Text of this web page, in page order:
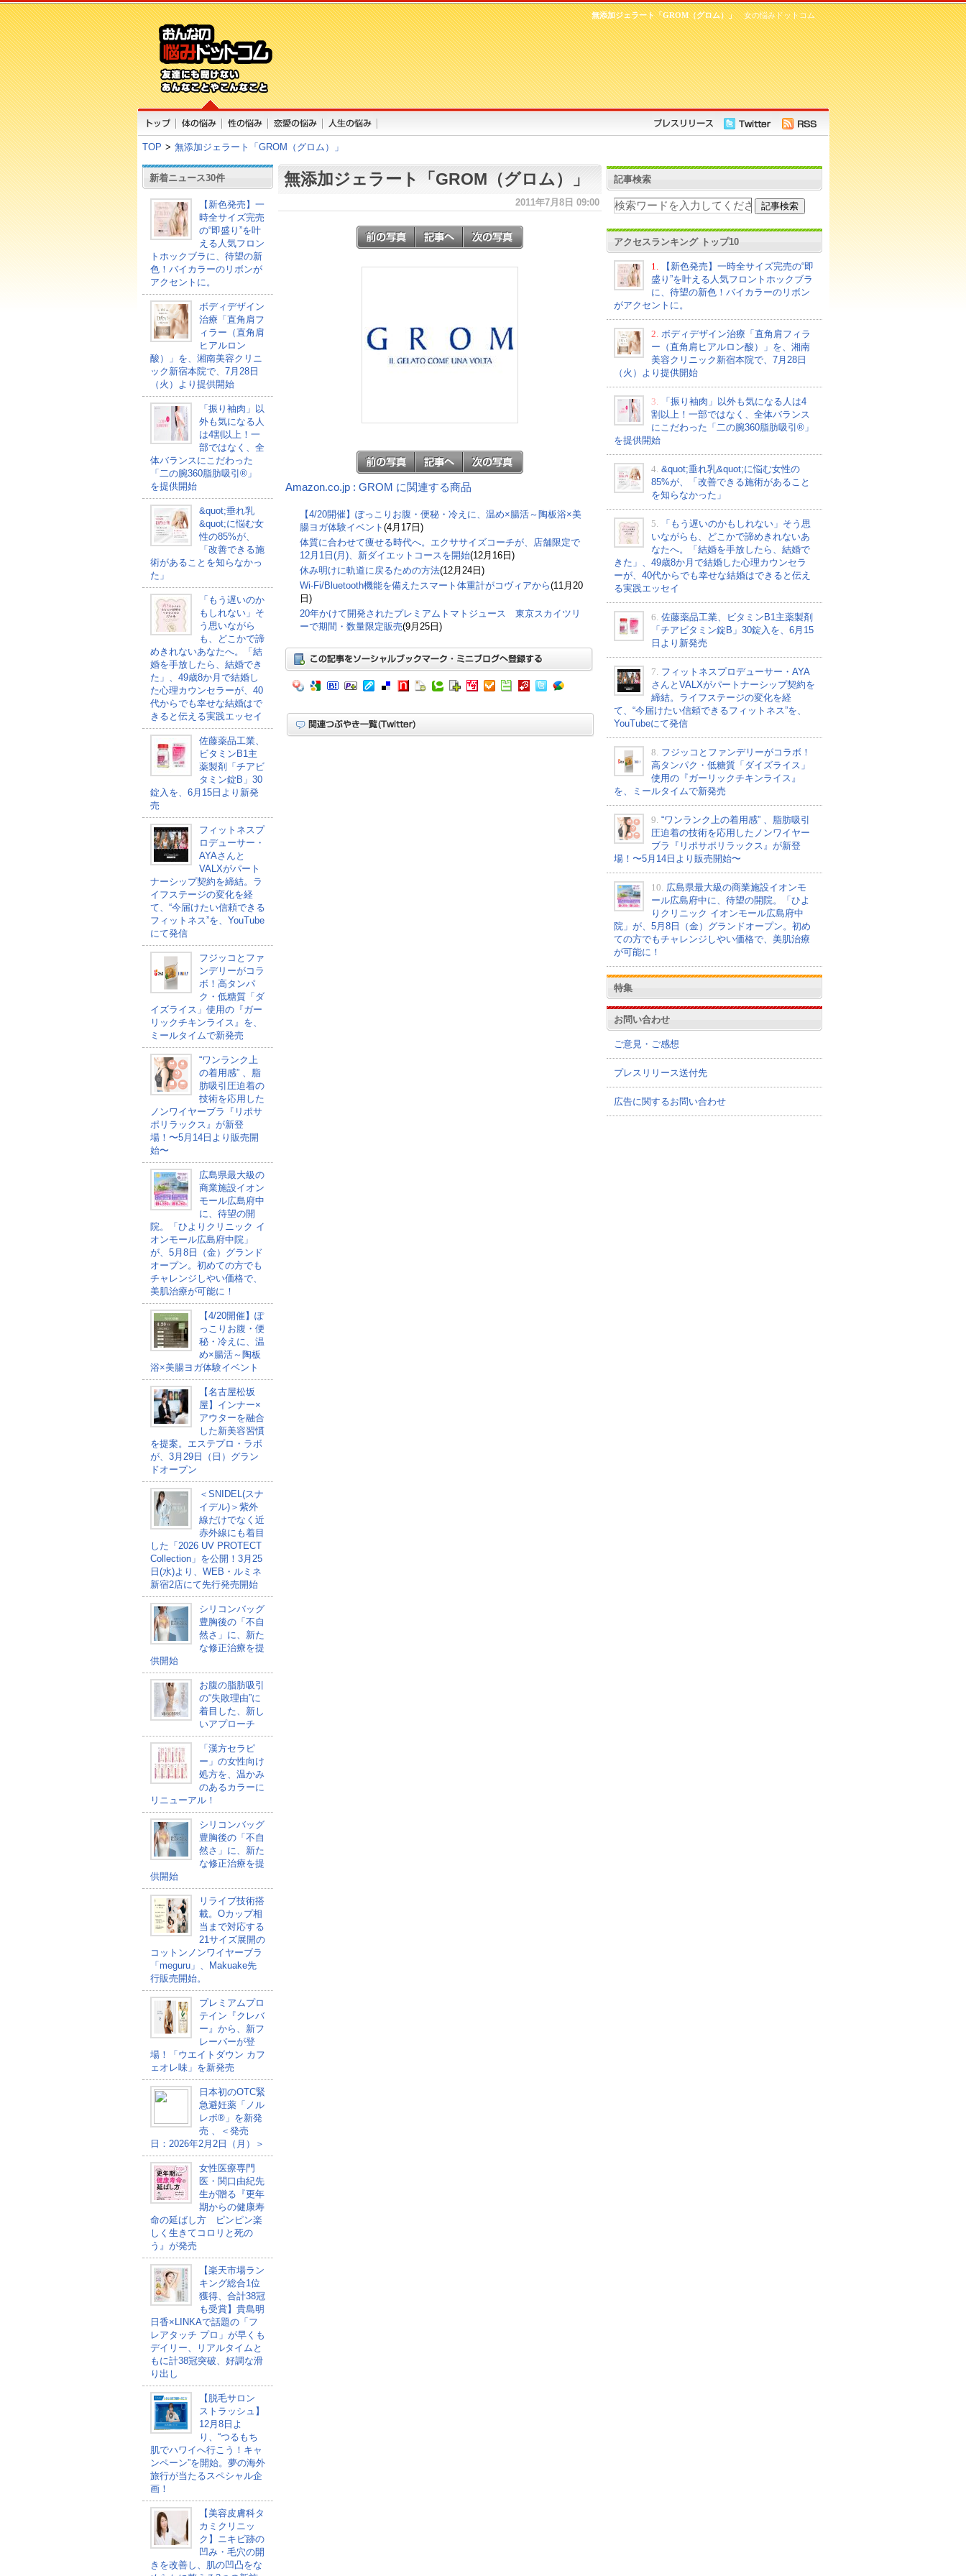
女の悩みドットコム
無添加ジェラート「GROM（グロム）」
TOP > 無添加ジェラート「GROM（グロム）」
新着ニュース30件
【新色発売】一
時全サイズ完売
の“即盛り”を叶
える人気フロン
トホックブラに、待望の新
色！バイカラーのリボンが
アクセントに。
ボディデザイン
治療「直角肩フ
ィラー（直角肩
ヒアルロン
酸）」を、湘南美容クリニ
ック新宿本院で、7月28日
（火）より提供開始
「振り袖肉」以
外も気になる人
は4割以上！一
部ではなく、全
体バランスにこだわった
「二の腕360脂肪吸引®」
を提供開始
&quot;垂れ乳
&quot;に悩む女
性の85%が、
「改善できる施
術があることを知らなかっ
た」
「もう遅いのか
もしれない」そ
う思いながら
も、どこかで諦
めきれないあなたへ。「結
婚を手放したら、結婚でき
た」、49歳8か月で結婚し
た心理カウンセラーが、40
代からでも幸せな結婚はで
きると伝える実践エッセイ
佐藤薬品工業、
ビタミンB1主
薬製剤「チアビ
タミン錠B」30
錠入を、6月15日より新発
売
フィットネスプ
ロデューサー・
AYAさんと
VALXがパート
ナーシップ契約を締結。ラ
イフステージの変化を経
て、“今届けたい信頼できる
フィットネス”を、YouTube
にて発信
フジッコとファ
ンデリーがコラ
ボ！高タンパ
ク・低糖質「ダ
イズライス」使用の『ガー
リックチキンライス』を、
ミールタイムで新発売
“ワンランク上
の着用感” 、脂
肪吸引圧迫着の
技術を応用した
ノンワイヤーブラ『リポサ
ポリラックス』が新登
場！〜5月14日より販売開
始〜
広島県最大級の
商業施設イオン
モール広島府中
に、待望の開
院。「ひよりクリニック イ
オンモール広島府中院」
が、5月8日（金）グランド
オープン。初めての方でも
チャレンジしやい価格で、
美肌治療が可能に！
【4/20開催】ぽ
っこりお腹・便
秘・冷えに、温
め×腸活～陶板
浴×美腸ヨガ体験イベント
【名古屋松坂
屋】インナー×
アウターを融合
した新美容習慣
を提案。エステプロ・ラボ
が、3月29日（日）グラン
ドオープン
＜SNIDEL(スナ
イデル)＞紫外
線だけでなく近
赤外線にも着目
した「2026 UV PROTECT
Collection」を公開！3月25
日(水)より、WEB・ルミネ
新宿2店にて先行発売開始
シリコンバッグ
豊胸後の「不自
然さ」に、新た
な修正治療を提
供開始
お腹の脂肪吸引
の“失敗理由”に
着目した、新し
いアプローチ
「漢方セラピ
ー」の女性向け
処方を、温かみ
のあるカラーに
リニューアル！
シリコンバッグ
豊胸後の「不自
然さ」に、新た
な修正治療を提
供開始
リライブ技術搭
載。Oカップ相
当まで対応する
21サイズ展開の
コットンノンワイヤーブラ
「meguru」、Makuake先
行販売開始。
プレミアムプロ
テイン『クレバ
ー』から、新フ
レーバーが登
場！「ウエイトダウン カフ
ェオレ味」を新発売
日本初のOTC緊
急避妊薬「ノル
レボ®」を新発
売 、＜発売
日：2026年2月2日（月）＞
女性医療専門
医・関口由紀先
生が贈る『更年
期からの健康寿
命の延ばし方 ピンピン楽
しく生きてコロリと死の
う』が発売
【楽天市場ラン
キング総合1位
獲得、合計38冠
も受賞】貴島明
日香×LINKAで話題の「フ
レアタッチ プロ」が早くも
デイリー、リアルタイムと
もに計38冠突破、好調な滑
り出し
【脱毛サロン
ストラッシュ】
12月8日よ
り、“つるもち
肌でハワイへ行こう！キャ
ンペーン”を開始。夢の海外
旅行が当たるスペシャル企
画！
【美容皮膚科タ
カミクリニッ
ク】ニキビ跡の
凹み・毛穴の開
きを改善し、肌の凹凸をな
無添加ジェラート「GROM（グロム）」
2011年7月8日 09:00
Amazon.co.jp : GROM に関連する商品
【4/20開催】ぽっこりお腹・便秘・冷えに、温め×腸活～陶板浴×美
腸ヨガ体験イベント (4月17日)
体質に合わせて痩せる時代へ。エクササイズコーチが、店舗限定で
12月1日(月)、新ダイエットコースを開始(12月16日)
休み明けに軌道に戻るための方法(12月24日)
Wi-Fi/Bluetooth機能を備えたスマート体重計がコヴィアから(11月20
日)
20年かけて開発されたプレミアムトマトジュース 東京スカイツリ
ーで期間・数量限定販売(9月25日)
記事検索
アクセスランキング トップ10
1.
【新色発売】一時全サイズ完売の“即
盛り”を叶える人気フロントホックブラ
に、待望の新色！バイカラーのリボン
がアクセントに。
2. ボディデザイン治療「直角肩フィラ
ー（直角肩ヒアルロン酸）」を、湘南
美容クリニック新宿本院で、7月28日
（火）より提供開始
3.
「振り袖肉」以外も気になる人は4
割以上！一部ではなく、全体バランス
にこだわった「二の腕360脂肪吸引®」
を提供開始
4. &quot;垂れ乳&quot;に悩む女性の
85%が、「改善できる施術があること
を知らなかった」
5.
「もう遅いのかもしれない」そう思
いながらも、どこかで諦めきれないあ
なたへ。「結婚を手放したら、結婚で
きた」、49歳8か月で結婚した心理カウンセラ
ーが、40代からでも幸せな結婚はできると伝え
る実践エッセイ
6. 佐藤薬品工業、ビタミンB1主薬製剤
「チアビタミン錠B」30錠入を、6月15
日より新発売
7. フィットネスプロデューサー・AYA
さんとVALXがパートナーシップ契約を
締結。ライフステージの変化を経
て、“今届けたい信頼できるフィットネス”を、
YouTubeにて発信
8. フジッコとファンデリーがコラボ！
高タンパク・低糖質「ダイズライス」
使用の『ガーリックチキンライス』
を、ミールタイムで新発売
9. “ワンランク上の着用感” 、脂肪吸引
圧迫着の技術を応用したノンワイヤー
ブラ『リポサポリラックス』が新登
場！〜5月14日より販売開始〜
10. 広島県最大級の商業施設イオンモ
ール広島府中に、待望の開院。「ひよ
りクリニック イオンモール広島府中
院」が、5月8日（金）グランドオープン。初め
ての方でもチャレンジしやい価格で、美肌治療
が可能に！
特集
お問い合わせ
ご意見・ご感想
プレスリリース送付先
広告に関するお問い合わせ